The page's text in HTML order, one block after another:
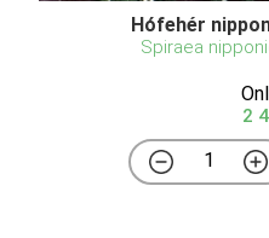
Hófehér
Spiraea
2